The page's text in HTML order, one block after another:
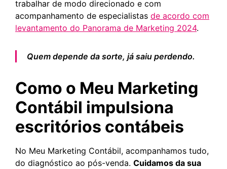
trabalhar de modo direcionado e com
acompanhamento de especialistas de acordo com
levantamento do Panorama de Marketing 2024.
Quem depende da sorte, já saiu perdendo.
Como o Meu Marketing
Contábil impulsiona
escritórios contábeis
No Meu Marketing Contábil, acompanhamos tudo,
do diagnóstico ao pós-venda. Cuidamos da sua